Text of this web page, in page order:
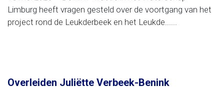
Limburg heeft vragen gesteld over de voortgang van het
project rond de Leukderbeek en het Leukde......
Overleiden Juliëtte Verbeek-Benink